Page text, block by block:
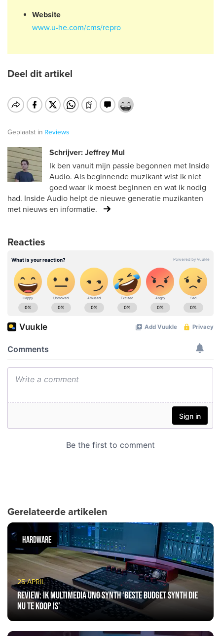
Website
www.u-he.com/cms/repro
Deel dit artikel
Geplaatst in Reviews
Schrijver: Jeffrey Mul
Ik ben vanuit mijn passie begonnen met Inside
Audio. Als beginnende muzikant wist ik niet
goed waar ik moest beginnen en wat ik nodig
had. Inside Audio helpt de nieuwe generatie muzikanten
met nieuws en informatie.
Reacties
Gerelateerde artikelen
25 APRIL
Review: IK Multimedia UNO Synth ‘beste budget synth die
nu te koop is’
HARDWARE